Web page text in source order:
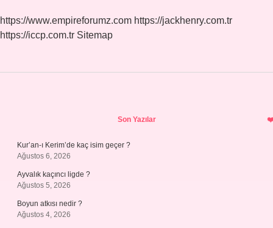
https://www.empireforumz.com https://jackhenry.com.tr
https://iccp.com.tr Sitemap
Son Yazılar
Kur’an-ı Kerim’de kaç isim geçer ?
Ağustos 6, 2026
Ayvalık kaçıncı ligde ?
Ağustos 5, 2026
Boyun atkısı nedir ?
Ağustos 4, 2026